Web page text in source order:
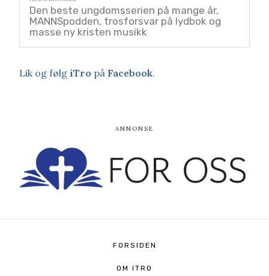
Den beste ungdomsserien på mange år,
MANNSpodden, trosforsvar på lydbok og
masse ny kristen musikk
Lik og følg iTro på Facebook.
FORSIDEN
OM ITRO